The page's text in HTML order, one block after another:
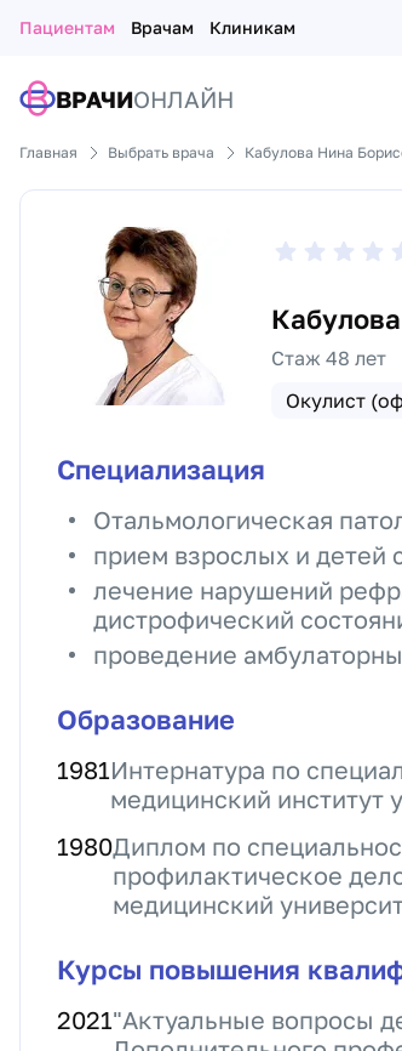
Пациентам Врачам Клиникам
ВРАЧИОНЛАЙН
Главная Выбрать врача Кабулова Нина
Стаж 48 лет
Окулист
Специализация
Отальмологическая
прием взрослых и детей
лечение нарушений
дистрофический
проведение
Образование
1981Интернатура по
медицинский институт
1980Диплом по
профилактическое
медицинский
Курсы повышения
2021"Актуальные вопросы